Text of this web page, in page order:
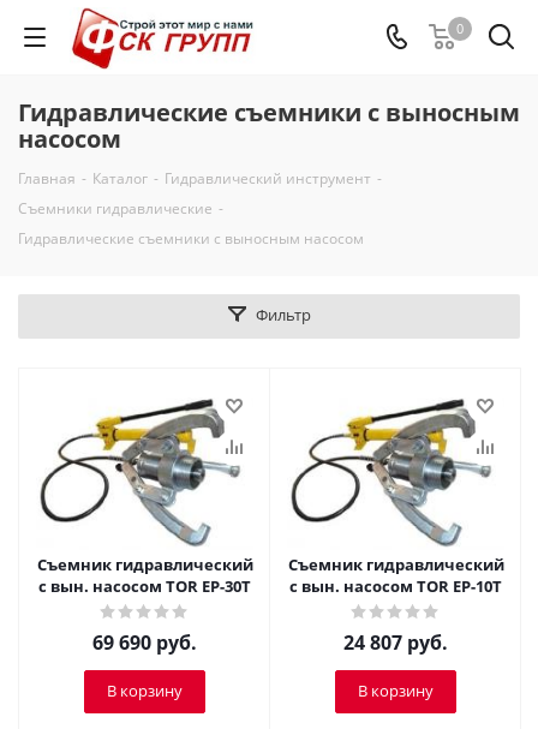
0
Гидравлические cъемники с выносным
насосом
Главная - Каталог - Гидравлический инструмент -
Съемники гидравлические -
Гидравлические cъемники с выносным насосом
Фильтр
Съемник гидравлический
с вын. насосом TOR EP-30T
69 690 руб.
В корзину
Съемник гидравлический
с вын. насосом TOR EP-10T
24 807 руб.
В корзину